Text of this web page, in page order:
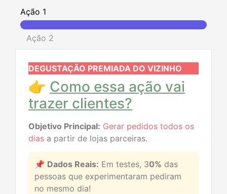
Ação 1
Ação 2
DEGUSTAÇÃO PREMIADA DO VIZINHO
👉 Como essa ação vai
trazer clientes?
Objetivo Principal: Gerar pedidos todos os
dias a partir de lojas parceiras.
📌 Dados Reais: Em testes, 30% das
pessoas que experimentaram pediram
no mesmo dia!